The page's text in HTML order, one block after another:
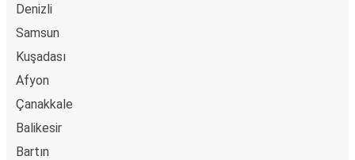
Denizli
Samsun
Kuşadası
Afyon
Çanakkale
Balikesir
Bartın